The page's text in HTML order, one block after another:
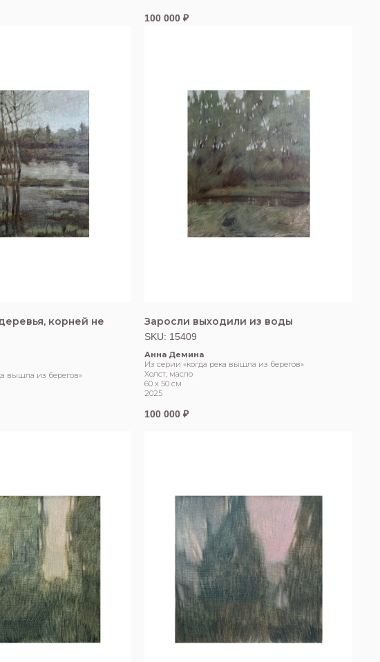
100 000 ₽
корней не
вышла из берегов»
Заросли выходили из воды
SKU: 15409
Анна Демина
Из серии «когда река вышла из берегов»
Холст, масло
60 х 50 см
2025
100 000 ₽